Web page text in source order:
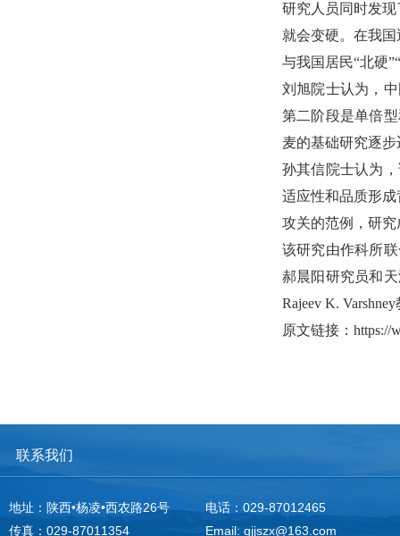
研究人员同时发
就会变硬。在我国
与我国居民“北硬”“
刘旭院士认为，
第二阶段是单倍
麦的基础研究逐
孙其信院士认为
适应性和品质形成
攻关的范例，研
该研究由作科所
郝晨阳研究员和
Rajeev K. Varshney
原文链接： https://
联系我们
地址：陕西•杨凌•西农路26号
电话：029-87012465
传真：029-87011354
Email: gjjszx@163.com